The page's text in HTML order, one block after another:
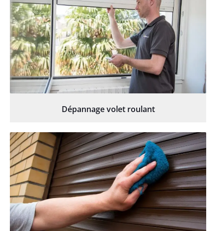
Dépannage volet roulant